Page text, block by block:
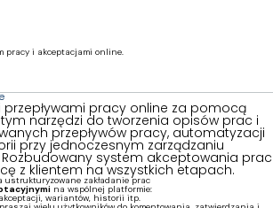
pracy i akceptacjami online.
pracy online za pomocą
narzędzi do tworzenia opisów prac i
przepływów pracy, automatyzacji
przy jednoczesnym zarządzaniu
system akceptowania prac
z klientem na wszystkich etapach.
ustrukturyzowane zakładanie prac
na wspólnej platformie:
wariantów, historii itp.